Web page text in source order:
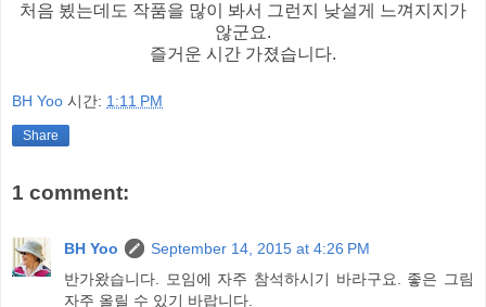
처음 뵜는데도 작품을 많이 봐서 그런지 낮설게 느껴지지가
않군요.
즐거운 시간 가졌습니다.
BH Yoo 시간: 1:11 PM
Share
1 comment:
BH Yoo
September 14, 2015 at 4:26 PM
반가왔습니다. 모임에 자주 참석하시기 바라구요. 좋은 그림
자주 올릴 수 있기 바랍니다.